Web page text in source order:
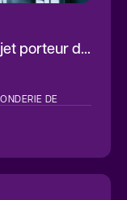
porteur de
DE